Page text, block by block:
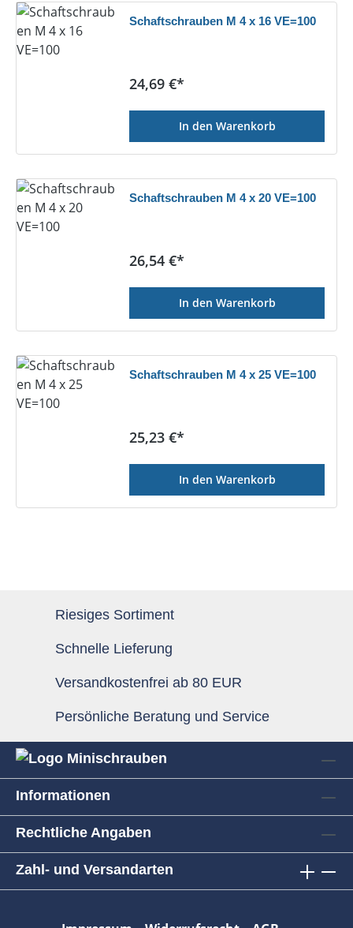
Schaftschrauben M 4 x 16 VE=100
Regulärer Preis:
24,69 €*
In den Warenkorb
Schaftschrauben M 4 x 20 VE=100
Regulärer Preis:
26,54 €*
In den Warenkorb
Schaftschrauben M 4 x 25 VE=100
Regulärer Preis:
25,23 €*
In den Warenkorb
Riesiges Sortiment
Schnelle Lieferung
Versandkostenfrei ab 80 EUR
Persönliche Beratung und Service
Informationen
Rechtliche Angaben
Zahl- und Versandarten